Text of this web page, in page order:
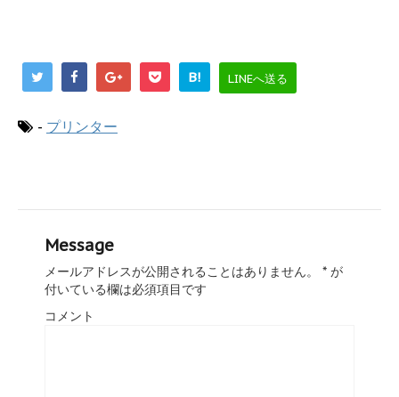
B! LINEへ送る
- プリンター
Message
メールアドレスが公開されることはありません。 * が
付いている欄は必須項目です
コメント